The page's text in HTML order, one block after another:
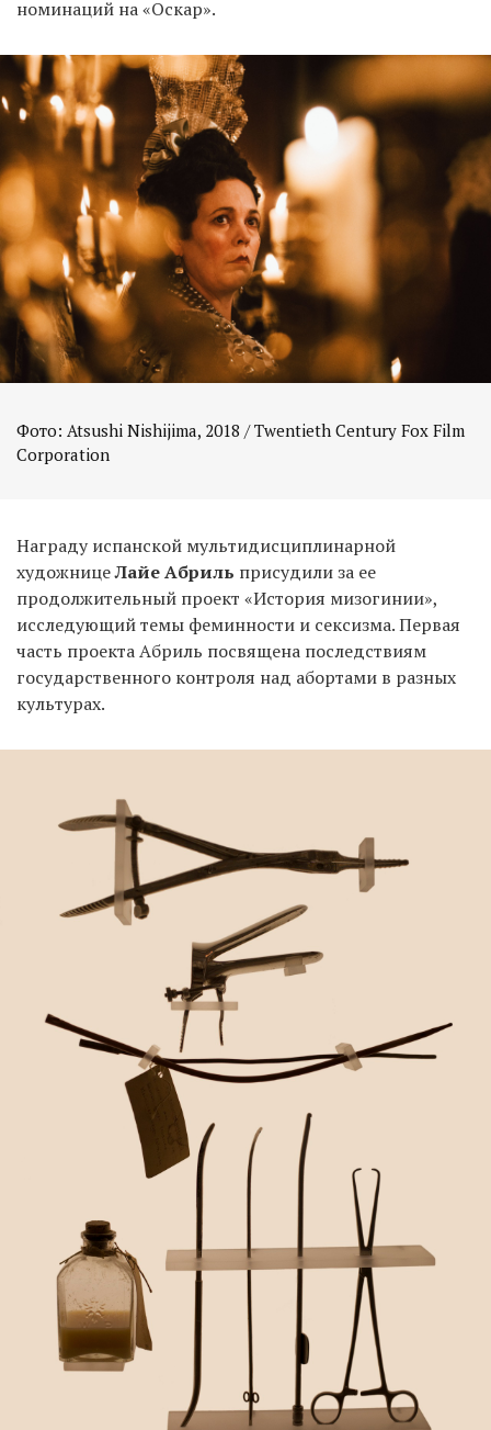
номинаций на «Оскар».
Фото: Atsushi Nishijima, 2018 / Twentieth Century Fox Film
Corporation
Награду испанской мультидисциплинарной
художницеЛайе Абриль присудили за ее
продолжительный проект «История мизогинии»,
исследующий темы феминности и сексизма. Первая
часть проекта Абриль посвящена последствиям
государственного контроля над абортами в разных
культурах.